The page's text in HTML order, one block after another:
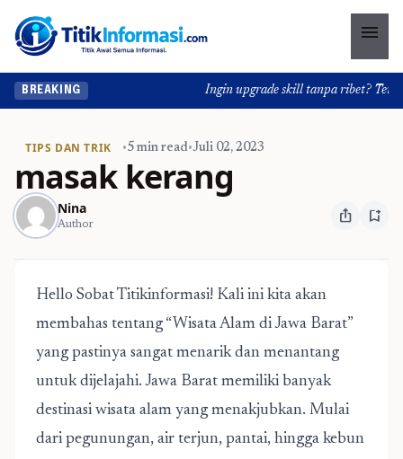
menu
BREAKING Ingin upgrade skill tanpa ribet?
TIPS DAN TRIK •5 min read•Juli 02, 2023
masak kerang
Nina
Author ios_share bookmark_add
Hello Sobat Titikinformasi! Kali ini kita akan
membahas tentang “Wisata Alam di Jawa Barat”
yang pastinya sangat menarik dan menantang
untuk dijelajahi. Jawa Barat memiliki banyak
destinasi wisata alam yang menakjubkan. Mulai
dari pegunungan, air terjun, pantai, hingga kebun